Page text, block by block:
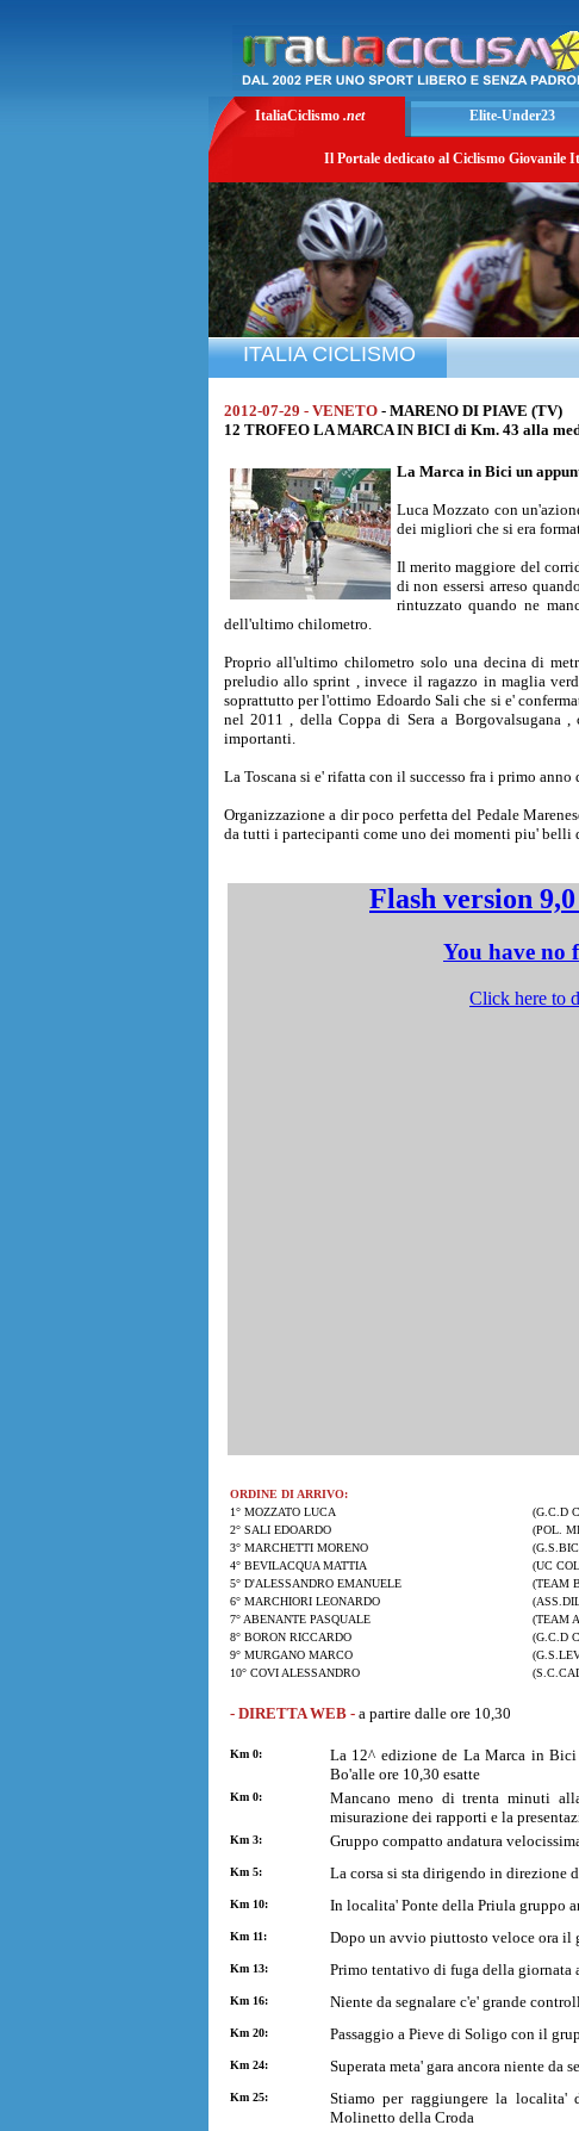
ItaliaCiclismo .net Elite-Under23
Il Portale dedicato al Ciclismo Giovanile
ITALIA CICLISMO
2012-07-29 - VENETO - MARENO DI PIAVE (TV)
12 TROFEO LA MARCA IN BICI di Km. 43 alla
La Marca in Bici un
Luca Mozzato con
dei migliori che si era
Il merito maggiore del
di non essersi arreso
rintuzzato quando ne
dell'ultimo chilometro.
Proprio all'ultimo chilometro solo una decina di
preludio allo sprint , invece il ragazzo in maglia
soprattutto per l'ottimo Edoardo Sali che si e'
nel 2011 , della Coppa di Sera a Borgovalsugana
importanti.
La Toscana si e' rifatta con il successo fra i primo
Organizzazione a dir poco perfetta del Pedale
da tutti i partecipanti come uno dei momenti piu' belli
ORDINE DI ARRIVO:
1° MOZZATO LUCA
(G.C.D
2° SALI EDOARDO
(POL.
3° MARCHETTI MORENO
4° BEVILACQUA MATTIA
(UC
5° D'ALESSANDRO EMANUELE
(TEAM
6° MARCHIORI LEONARDO
7° ABENANTE PASQUALE
(TEAM
8° BORON RICCARDO
(G.C.D
9° MURGANO MARCO
10° COVI ALESSANDRO
- DIRETTA WEB - a partire dalle ore 10,30
Km 0:
La 12^ edizione de La Marca in
Bo'alle ore 10,30 esatte
Km 0:
Mancano meno di trenta minuti
misurazione dei rapporti e la
Km 3: Gruppo compatto andatura
Km 5: La corsa si sta dirigendo in direzione
Km 10: In localita' Ponte della Priula gruppo
Km 11: Dopo un avvio piuttosto veloce ora il
Km 13: Primo tentativo di fuga della giornata
Km 16: Niente da segnalare c'e' grande
Km 20: Passaggio a Pieve di Soligo con il
Km 24: Superata meta' gara ancora niente da
Km 25:
Stiamo per raggiungere la localita'
Molinetto della Croda